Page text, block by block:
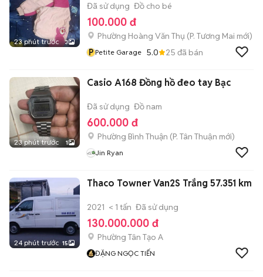
23 phút trước 3
Đã sử dụng Đồ cho bé
100.000 đ
Phường Hoàng Văn Thụ (P. Tương Mai mới)
P Petite Garage 5.0 25 đã bán
23 phút trước 1
Casio A168 Đồng hồ đeo tay Bạc
Đã sử dụng Đồ nam
600.000 đ
Phường Bình Thuận (P. Tân Thuận mới)
Jin Ryan
24 phút trước 15
Thaco Towner Van2S Trắng 57.351 km
2021 < 1 tấn Đã sử dụng
130.000.000 đ
Phường Tân Tạo A
ĐẶNG NGỌC TIẾN